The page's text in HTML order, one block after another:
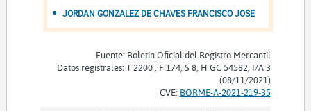
JORDAN GONZALEZ DE CHAVES FRANCISCO JOSE
Fuente: Boletín Oficial del Registro Mercantil
Datos registrales: T 2200 , F 174, S 8, H GC 54582, I/A 3
(08/11/2021)
CVE: BORME-A-2021-219-35